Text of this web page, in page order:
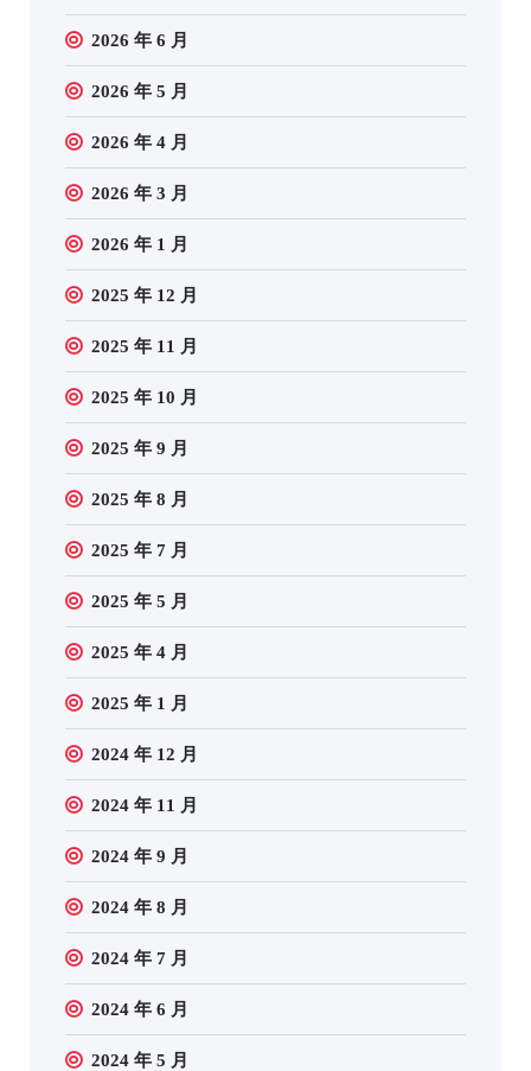
2026 年 6 月
2026 年 5 月
2026 年 4 月
2026 年 3 月
2026 年 1 月
2025 年 12 月
2025 年 11 月
2025 年 10 月
2025 年 9 月
2025 年 8 月
2025 年 7 月
2025 年 5 月
2025 年 4 月
2025 年 1 月
2024 年 12 月
2024 年 11 月
2024 年 9 月
2024 年 8 月
2024 年 7 月
2024 年 6 月
2024 年 5 月